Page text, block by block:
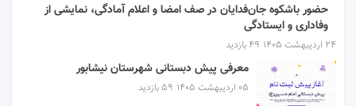
حضور باشکوه جان‌فدایان در صف امضا و اعلام آمادگی، نمایشی از
وفاداری و ایستادگی
۲۴ اردیبهشت ۱۴۰۵ 49 بازدید
معرفی پیش دبستانی شهرستان نیشابور
۰۵ اردیبهشت ۱۴۰۵ 59 بازدید